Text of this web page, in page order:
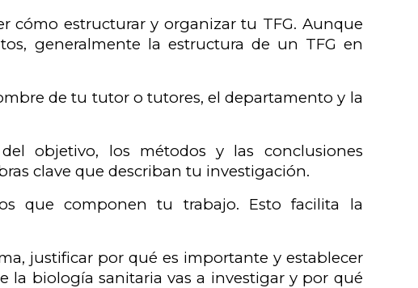
cómo estructurar y organizar tu TFG. Aunque
generalmente la estructura de un TFG en
de tu tutor o tutores, el departamento y la
objetivo, los métodos y las conclusiones
clave que describan tu investigación.
que componen tu trabajo. Esto facilita la
justificar por qué es importante y establecer
la biología sanitaria vas a investigar y por qué